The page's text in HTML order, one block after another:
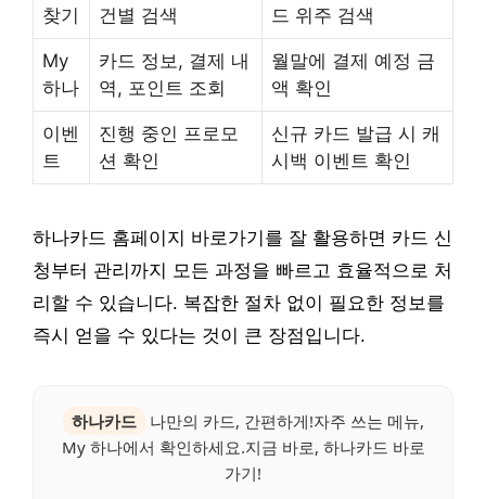
찾기
건별 검색
드 위주 검색
My
하나
카드 정보, 결제 내
역, 포인트 조회
월말에 결제 예정 금
액 확인
이벤
트
진행 중인 프로모
션 확인
신규 카드 발급 시 캐
시백 이벤트 확인
하나카드 홈페이지 바로가기를 잘 활용하면 카드 신
청부터 관리까지 모든 과정을 빠르고 효율적으로 처
리할 수 있습니다. 복잡한 절차 없이 필요한 정보를
즉시 얻을 수 있다는 것이 큰 장점입니다.
하나카드
나만의 카드, 간편하게!자주 쓰는 메뉴,
My 하나에서 확인하세요.지금 바로, 하나카드 바로
가기!